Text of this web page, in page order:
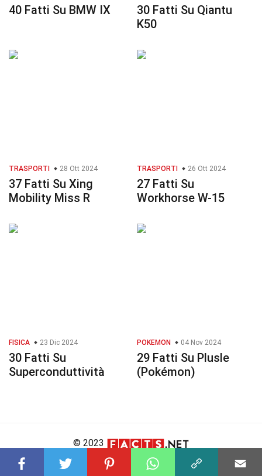
40 Fatti Su BMW IX
30 Fatti Su Qiantu
K50
TRASPORTI 28 Ott 2024
37 Fatti Su Xing
Mobility Miss R
TRASPORTI 26 Ott 2024
27 Fatti Su
Workhorse W-15
FISICA 23 Dic 2024
30 Fatti Su
Superconduttività
POKEMON 04 Nov 2024
29 Fatti Su Plusle
(Pokémon)
© 2023